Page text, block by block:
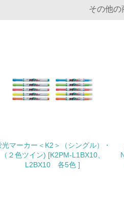
廃棄
物の量と種類を把握し、具体的な削
生物多様
保全」に関する取り組み（例：森林
ーサビリティの確認等）を行ってい
地域への
その他の
光マーカー＜K2＞（シングル）・
（２色ツイン) [K2PM-L1BX10、
L2BX10 各5色 ]